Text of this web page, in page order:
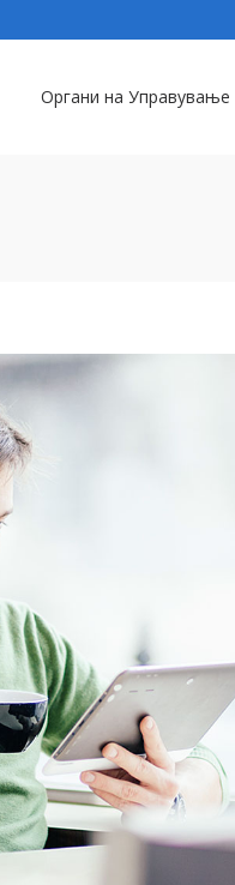
Органи на Управување